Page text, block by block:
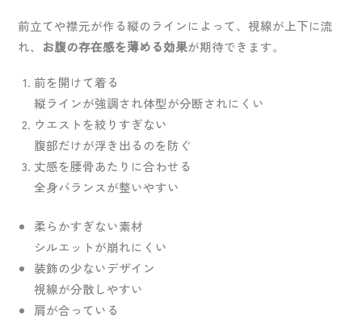
前立てや襟元が作る縦のラインによって、視線が上下に流
れ、 お腹の存在感を薄める効果が期待できます。
前を開けて着る
縦ラインが強調され体型が分断されにくい
ウエストを絞りすぎない
腹部だけが浮き出るのを防ぐ
丈感を腰骨あたりに合わせる
全身バランスが整いやすい
柔らかすぎない素材
シルエットが崩れにくい
装飾の少ないデザイン
視線が分散しやすい
肩が合っている